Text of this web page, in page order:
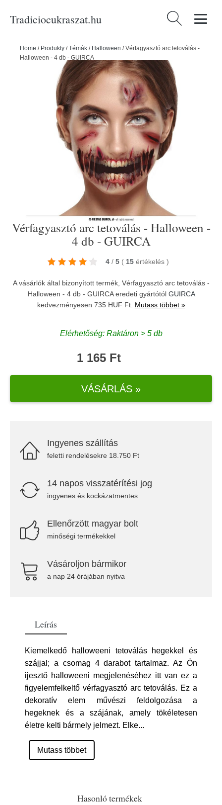
Tradiciocukraszat.hu Keresés:
Home / Produkty /Témák / Halloween /Vérfagyasztó arc tetoválás -
Halloween - 4 db - GUIRCA
Vérfagyasztó arc tetoválás - Halloween -
4 db - GUIRCA
4 / 5 ( 15 értékelés )
A vásárlók által bizonyított termék, Vérfagyasztó arc tetoválás -
Halloween - 4 db - GUIRCA eredeti gyártótól GUIRCA
kedvezményesen 735 HUF Ft. Mutass többet »
Elérhetőség: Raktáron > 5 db
1 165 Ft
VÁSÁRLÁS »
Ingyenes szállítás
feletti rendelésekre 18.750 Ft
14 napos visszatérítési jog
ingyenes és kockázatmentes
Ellenőrzött magyar bolt
minőségi termékekkel
Vásároljon bármikor
a nap 24 órájában nyitva
Leírás
Kiemelkedő halloweeni tetoválás hegekkel és
szájjal; a csomag 4 darabot tartalmaz. Az Ön
ijesztő halloweeni megjelenéséhez itt van ez a
figyelemfelkeltő vérfagyasztó arc tetoválás. Ez a
dekoratív elem művészi feldolgozása a
hegeknek és a szájának, amely tökéletesen
életre kelti bármely jelmezt. Elke...
Mutass többet
Hasonló termékek